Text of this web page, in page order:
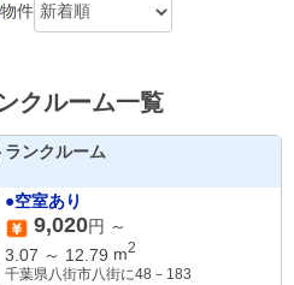
物件
クルーム一覧
ンクルーム
●空室あり
9,020円 ～
3.07 ～ 12.79 m2
千葉県八街市八街に48－183